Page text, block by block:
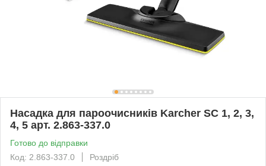
Насадка для пароочисників Karcher SC 1, 2, 3,
4, 5 арт. 2.863-337.0
Готово до відправки
Код: 2.863-337.0
Роздріб